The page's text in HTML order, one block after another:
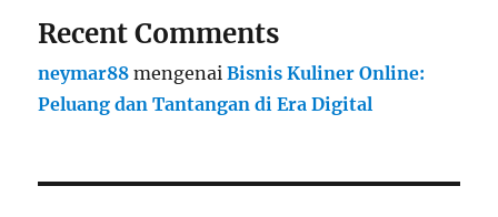
Recent Comments
neymar88 mengenaiBisnis Kuliner Online:
Peluang dan Tantangan di Era Digital